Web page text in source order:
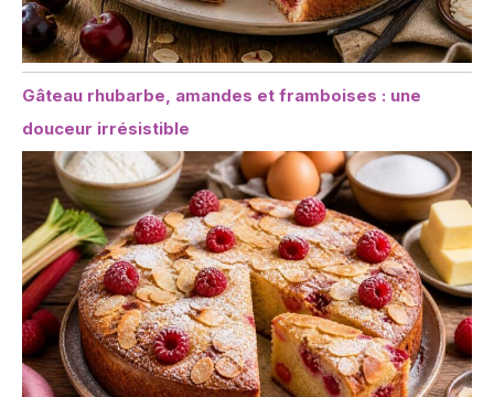
Gâteau rhubarbe, amandes et framboises : une
douceur irrésistible